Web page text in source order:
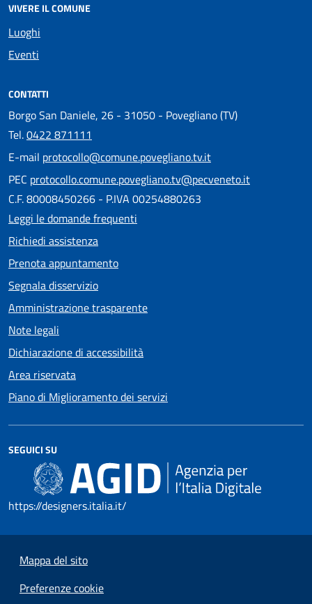
VIVERE IL COMUNE
Luoghi
Eventi
CONTATTI
Borgo San Daniele, 26 - 31050 - Povegliano (TV)
Tel.0422 871111
E-mail protocollo@comune.povegliano.tv.it
PEC protocollo.comune.povegliano.tv@pecveneto.it
C.F. 80008450266 - P.IVA 00254880263
Leggi le domande frequenti
Richiedi assistenza
Prenota appuntamento
Segnala disservizio
Amministrazione trasparente
Note legali
Dichiarazione di accessibilità
Area riservata
Piano di Miglioramento dei servizi
SEGUICI SU
https://designers.italia.it/
Mappa del sito
Preferenze cookie